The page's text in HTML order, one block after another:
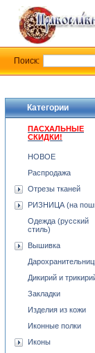
Категории
ПАСХАЛЬНЫЕ
СКИДКИ!
НОВОЕ
Распродажа
Отрезы тканей
РИЗНИЦА (на
Одежда (русский
стиль)
Вышивка
Дикирий и
Закладки
Изделия из кожи
Иконные полки
Иконы
Поиск: